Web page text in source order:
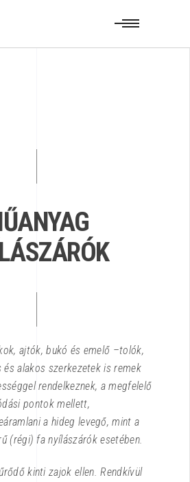
ajtók, bukó és emelő –tolók,
és alakos szerkezetek is remek
rendelkeznek, a megfelelő
pontok mellett,
a hideg levegő, mint a
(régi) fa nyílászárók esetében.
kinti zajok ellen. Rendkívül